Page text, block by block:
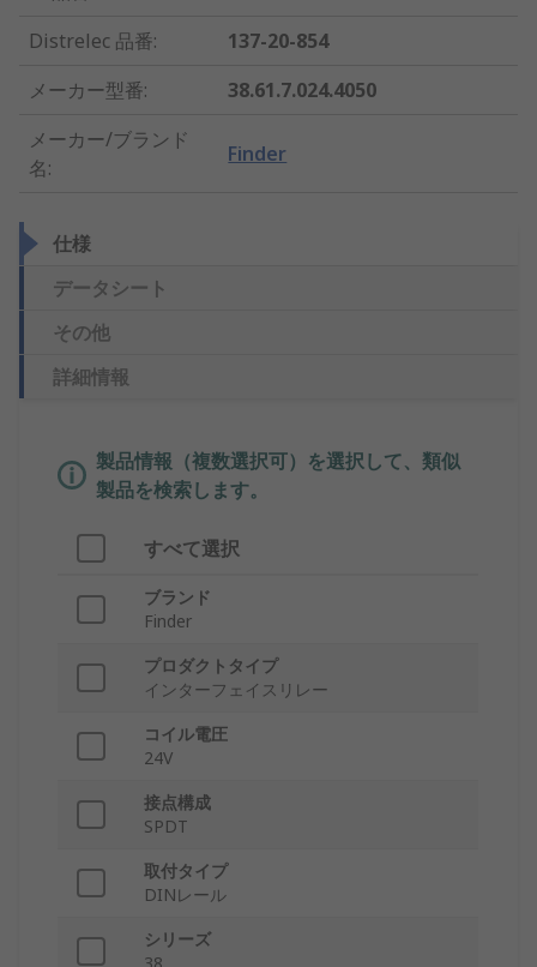
Distrelec 品番:
137-20-854
メーカー型番:
38.61.7.024.4050
メーカー/ブランド
名:
Finder
仕様
データシート
その他
詳細情報
製品情報（複数選択可）を選択して、類似
製品を検索します。
すべて選択
ブランド
Finder
プロダクトタイプ
インターフェイスリレー
コイル電圧
24V
接点構成
SPDT
取付タイプ
DINレール
シリーズ